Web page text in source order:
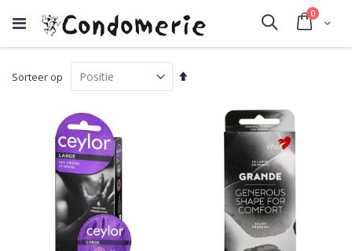
Cart
0
Search
Sorteer op
Van
sorteren